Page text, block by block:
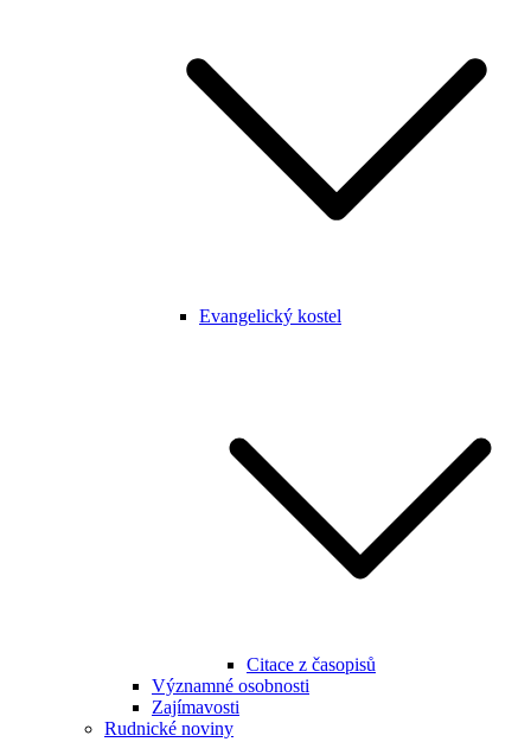
Evangelický kostel
Citace z časopisů
Významné osobnosti
Zajímavosti
Rudnické noviny